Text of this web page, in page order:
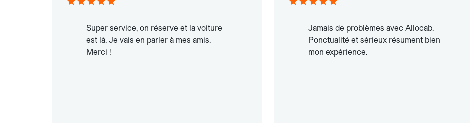
Super service, on réserve et la voiture
est là. Je vais en parler à mes amis.
Merci !
Jamais de problèmes avec Allocab.
Ponctualité et sérieux résument bien
mon expérience.